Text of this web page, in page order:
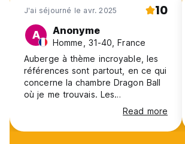
J'ai séjourné le avr. 2025 10
A Anonyme
Homme, 31-40, France
Auberge à thème incroyable, les
références sont partout, en ce qui
concerne la chambre Dragon Ball
où je me trouvais. Les
équipements sont au top pour une
L’emplacement est bon car pas
Read more